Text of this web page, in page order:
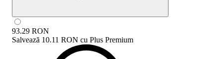
93.29 RON
Salvează 10.11 RON cu Plus Premium